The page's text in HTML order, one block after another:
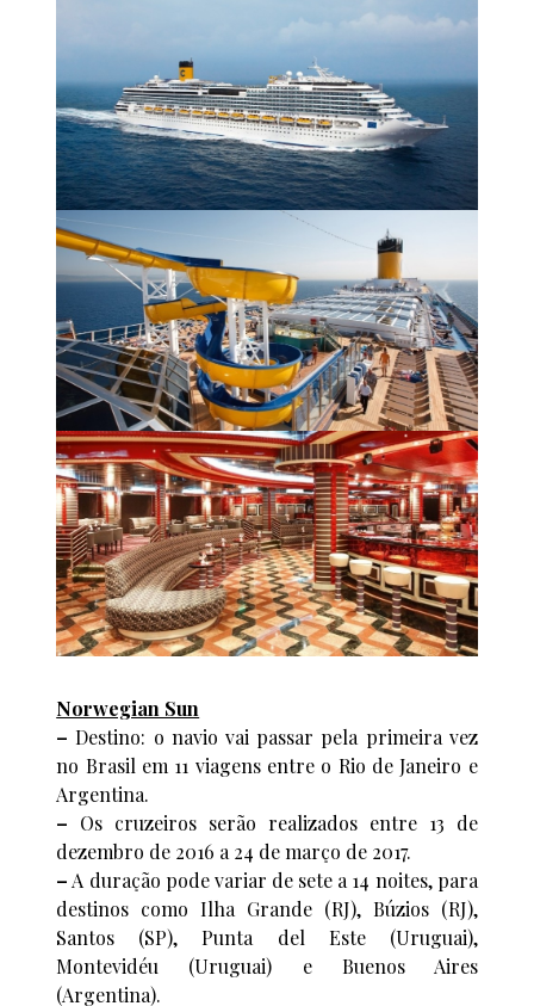
Norwegian Sun
– Destino: o navio vai passar pela primeira vez
no Brasil em 11 viagens entre o Rio de Janeiro e
Argentina.
– Os cruzeiros serão realizados entre 13 de
dezembro de 2016 a 24 de março de 2017.
– A duração pode variar de sete a 14 noites, para
destinos como Ilha Grande (RJ), Búzios (RJ),
Santos (SP), Punta del Este (Uruguai),
Montevidéu (Uruguai) e Buenos Aires
(Argentina).